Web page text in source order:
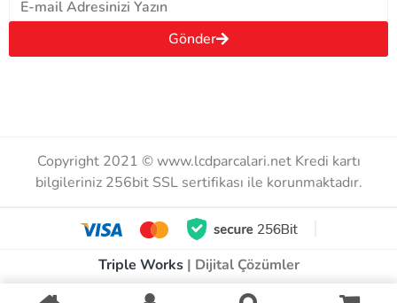
Gönder
Copyright 2021 © www.lcdparcalari.net Kredi kartı
bilgileriniz 256bit SSL sertifikası ile korunmaktadır.
Triple Works| Dijital Çözümler